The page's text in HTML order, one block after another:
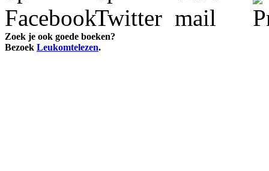
Zoek je ook goede boeken?
Bezoek Leukomtelezen.